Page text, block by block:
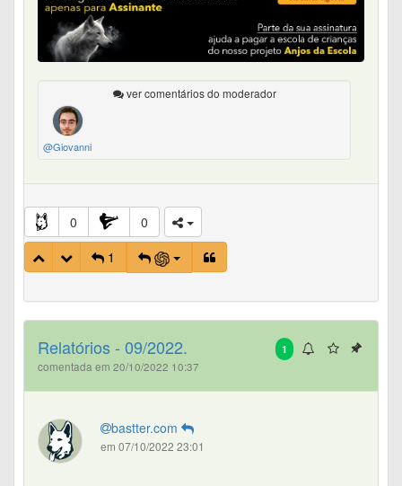
ver comentários do moderador
@Giovanni
0
0
1
1
Relatórios - 09/2022.
comentada em 20/10/2022 10:37
bastter.com
em 07/10/2022 23:01